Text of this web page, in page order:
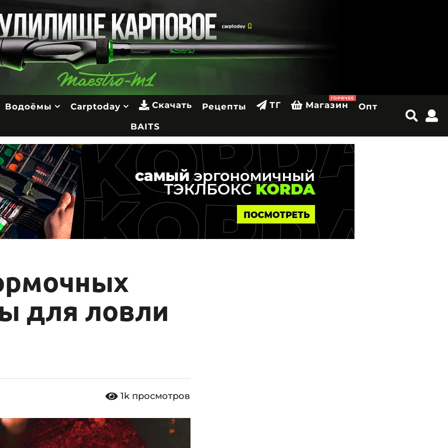
Водоёмы Carptoday Скачать Рецепты ТГ Магазин
ГОРЯЧЕЕ
Опт
BAITS
для ловли
1k просмотров